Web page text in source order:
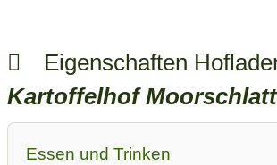
Eigenschaften
Kartoffelhof Moorschlatt
Essen und Trinken